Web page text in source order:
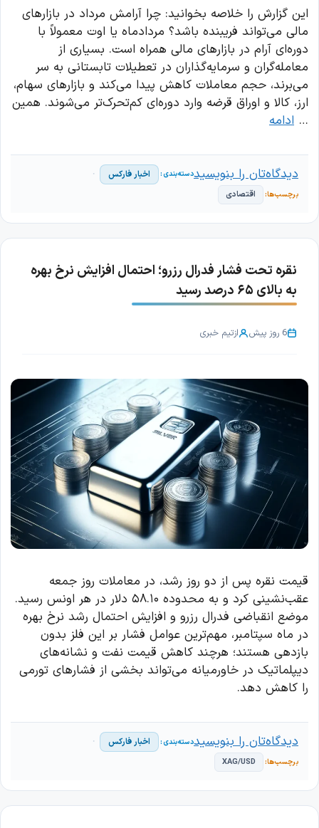
این گزارش را خلاصه بخوانید: چرا آرامش مرداد در بازارهای
مالی می‌تواند فریبنده باشد؟ مردادماه یا اوت معمولاً با
دوره‌ای آرام در بازارهای مالی همراه است. بسیاری از
معامله‌گران و سرمایه‌گذاران در تعطیلات تابستانی به سر
می‌برند، حجم معاملات کاهش پیدا می‌کند و بازارهای سهام،
ارز، کالا و اوراق قرضه وارد دوره‌ای کم‌تحرک‌تر می‌شوند. همین
… ادامه
اخبار فارکس
اقتصادی
دیدگاه‌تان را بنویسید
نقره تحت فشار فدرال رزرو؛ احتمال افزایش نرخ بهره
به بالای ۶۵ درصد رسید
6 روز پیش ازتیم خبری
قیمت نقره پس از دو روز رشد، در معاملات روز جمعه
عقب‌نشینی کرد و به محدوده ۵۸.۱۰ دلار در هر اونس رسید.
موضع انقباضی فدرال رزرو و افزایش احتمال رشد نرخ بهره
در ماه سپتامبر، مهم‌ترین عوامل فشار بر این فلز بدون
بازدهی هستند؛ هرچند کاهش قیمت نفت و نشانه‌های
دیپلماتیک در خاورمیانه می‌تواند بخشی از فشارهای تورمی
را کاهش دهد.
اخبار فارکس
XAG/USD
دیدگاه‌تان را بنویسید